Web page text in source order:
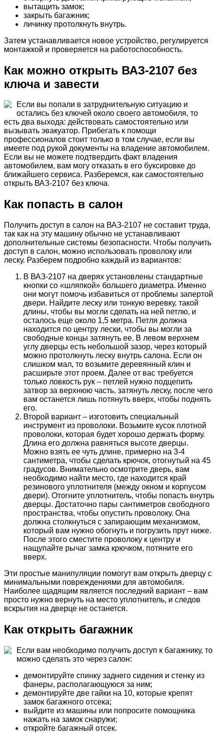
вытащить замок;
закрыть багажник;
личинку протолкнуть внутрь.
Затем устанавливается новое устройство, регулируется
монтажкой и проверяется на работоспособность.
Как можно открыть ВАЗ-2107 без
ключа и завести
Если вы попали в затруднительную ситуацию и
остались без ключей около своего автомобиля, то
есть два выхода: действовать самостоятельно или
вызывать эвакуатор. Прибегать к помощи
профессионалов стоит только в том случае, если вы
имеете под рукой документы на владение автомобилем.
Если вы не можете подтвердить факт владения
автомобилем, вам могу отказать в его буксировке до
ближайшего сервиса. Разберемся, как самостоятельно
открыть ВАЗ-2107 без ключа.
Как попасть в салон
Получить доступ в салон на ВАЗ-2107 не составит труда,
так как на эту машину обычно не устанавливают
дополнительные системы безопасности. Чтобы получить
доступ в салон, можно использовать проволоку или
леску. Разберем подробно каждый из вариантов:
В ВАЗ-2107 на дверях установлены стандартные
кнопки со «шляпкой» большего диаметра. Именно
они могут помочь избавиться от проблемы запертой
двери. Найдите леску или тонкую веревку, такой
длины, чтобы вы могли сделать на ней петлю, и
осталось еще около 1,5 метра. Петля должна
находится по центру лески, чтобы вы могли за
свободные концы затянуть ее. В левом верхнем
углу дверцы есть небольшой зазор, через который
можно протолкнуть леску внутрь салона. Если он
слишком мал, то возьмите деревянный клин и
расширьте этот проем. Далее от вас требуется
только ловкость рук – петлей нужно подцепить
затвор за верхнюю часть, затянуть леску, после чего
вам останется лишь потянуть вверх, чтобы поднять
его.
Второй вариант – изготовить специальный
инструмент из проволоки. Возьмите кусок плотной
проволоки, которая будет хорошо держать форму.
Длина его должна равняться высоте дверцы.
Можно взять ее чуть длине, примерно на 3-4
сантиметра, чтобы сделать крючок, отогнутый на 45
градусов. Внимательно осмотрите дверь, вам
необходимо найти место, где находится край
резинового уплотнителя (между окном и корпусом
двери). Отогните уплотнитель, чтобы попасть внутрь
дверцы. Достаточно пары сантиметров свободного
пространства, чтобы опустить проволоку. Она
должна столкнуться с запирающим механизмом,
который вам нужно обогнуть и погрузить прут ниже.
После этого сместите проволоку к центру и
нащупайте рычаг замка крючком, потяните его
вверх.
Эти простые манипуляции помогут вам открыть дверцу с
минимальными повреждениями для автомобиля.
Наиболее щадящим является последний вариант – вам
просто нужно вернуть на место уплотнитель, и следов
вскрытия на дверце не останется.
Как открыть багажник
Если вам необходимо получить доступ к багажнику, то
можно сделать это через салон:
демонтируйте спинку заднего сидения и стенку из
фанеры, располагающуюся за ним;
демонтируйте две гайки на 10, которые крепят
замок багажного отсека;
выйдите из машины или попросите помощника
нажать на замок снаружи;
откройте багажный отсек.